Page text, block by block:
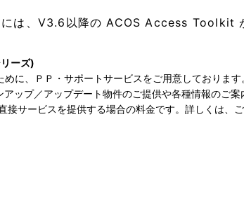
は、V3.6以降の ACOS Access Toolkit
ーズ)
に、ＰＰ・サポートサービスをご用意しておりま
ップ／アップデート物件のご提供や各種情報のご案
接サービスを提供する場合の料金です。詳しくは、